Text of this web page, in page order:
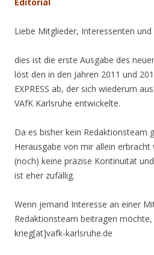
Liebe Mitglieder, Interessenten und
dies ist die erste Ausgabe des
löst den in den Jahren 2011 und
EXPRESS ab, der sich wiederum
VAfK Karlsruhe entwickelte.
Da es bisher kein Redaktionsteam
Herausgabe von mir allein
(noch) keine präzise Kontinuität
ist eher zufällig.
Wenn jemand Interesse an einer
Redaktionsteam beitragen
krieg[ät]vafk-karlsruhe.de